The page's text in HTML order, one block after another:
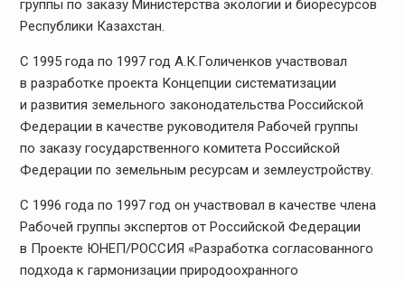
группы по заказу Министерства экологии и биоресурсов
Республики Казахстан.
С 1995 года по 1997 год А.К.Голиченков участвовал
в разработке проекта Концепции систематизации
и развития земельного законодательства Российской
Федерации в качестве руководителя Рабочей группы
по заказу государственного комитета Российской
Федерации по земельным ресурсам и землеустройству.
С 1996 года по 1997 год он участвовал в качестве члена
Рабочей группы экспертов от Российской Федерации
в Проекте ЮНЕП/РОССИЯ «Разработка согласованного
подхода к гармонизации природоохранного